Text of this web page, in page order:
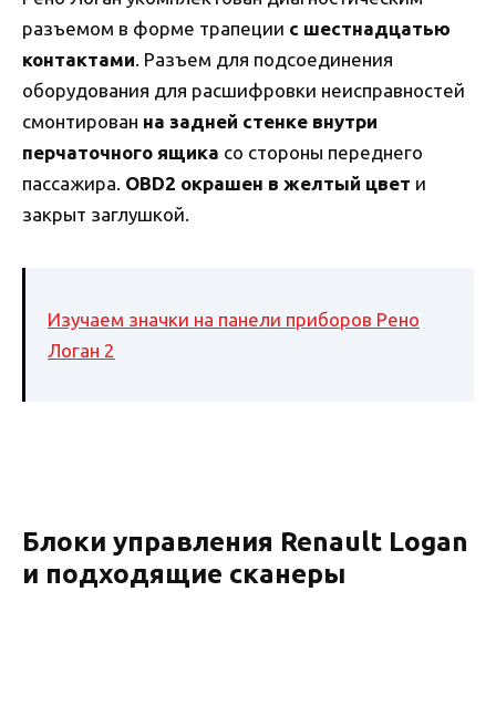
разъемом в форме трапеции с шестнадцатью
контактами. Разъем для подсоединения
оборудования для расшифровки неисправностей
смонтирован на задней стенке внутри
перчаточного ящика со стороны переднего
пассажира. OBD2 окрашен в желтый цвет и
закрыт заглушкой.
Изучаем значки на панели приборов Рено
Логан 2
Блоки управления Renault Logan
и подходящие сканеры